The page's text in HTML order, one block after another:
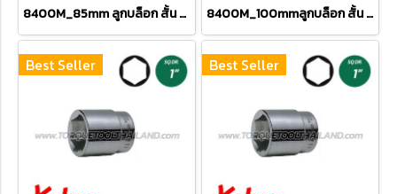
8400M_85mm ลูกบล็อก สั้น 6P (SQ.DR 1") Hand Sockets 8400M_100mmลูกบล็อก สั้น 6P (SQ.DR 1") Hand Sockets
Best Seller Best Seller